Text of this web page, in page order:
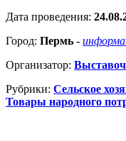
Дата проведения:
Город: Пермь -
Организатор:
Рубрики: Сельское
Товары народного